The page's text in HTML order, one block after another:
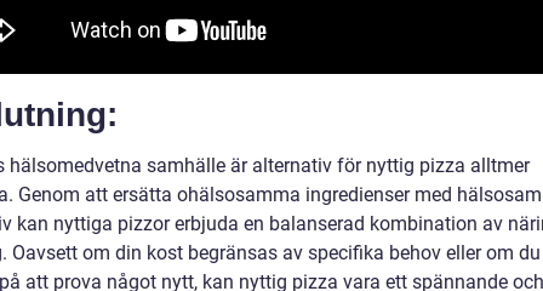
hälsomedvetna samhälle är alternativ för nyttig pizza alltmer
Genom att ersätta ohälsosamma ingredienser med
kan nyttiga pizzor erbjuda en balanserad kombination av
Oavsett om din kost begränsas av specifika behov eller om
att prova något nytt, kan nyttig pizza vara ett spännande och